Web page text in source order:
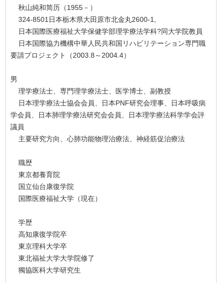
秋山純和简历（1955－）
324-8501日本栃木県大田原市北金丸2600-1,
日本国際医療福祉大学保健学部理学療法学科?同大学院教員
日本国際協力機構中華人民共和国リハビリテーション専門職
要請プロジェクト（2003.8～2004.4）
男
理学療法士、専門理学療法士、医学博士、副教授
日本理学療法士協会会員、日本PNF研究会理事、日本呼吸病
学会員、日本肺理学療法研究会会員、日本理学療法科学学会評
議員
主要研究方向、心肺功能物理治療法、神経筋促治療法
職歴
東京都養育院
国立仙台康復学院
国際医療福祉大学（現在）
学歴
高知康復学院卒
東京理科大学卒
東北福祉大学大学院修了
獨協医科大学研究生